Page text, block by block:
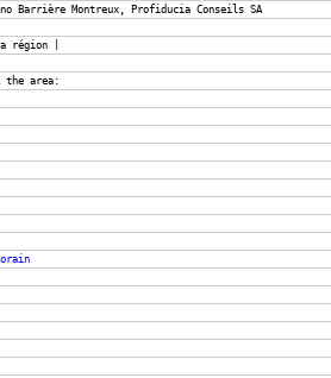
Barrière Montreux, Profiducia Conseils SA
région |
the area: